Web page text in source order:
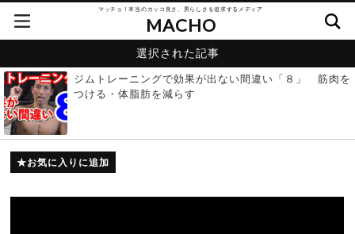
マッチョ！本当のカッコ良さ、男らしさを追求するメディア
MACHO
選択された記事
ジムトレーニングで効果が出ない間違い「８」 筋肉を
つける・体脂肪を減らす
お気に入りに追加